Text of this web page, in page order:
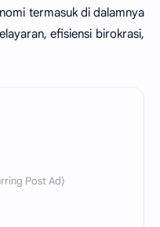
termasuk di dalamnya
efisiensi birokrasi,